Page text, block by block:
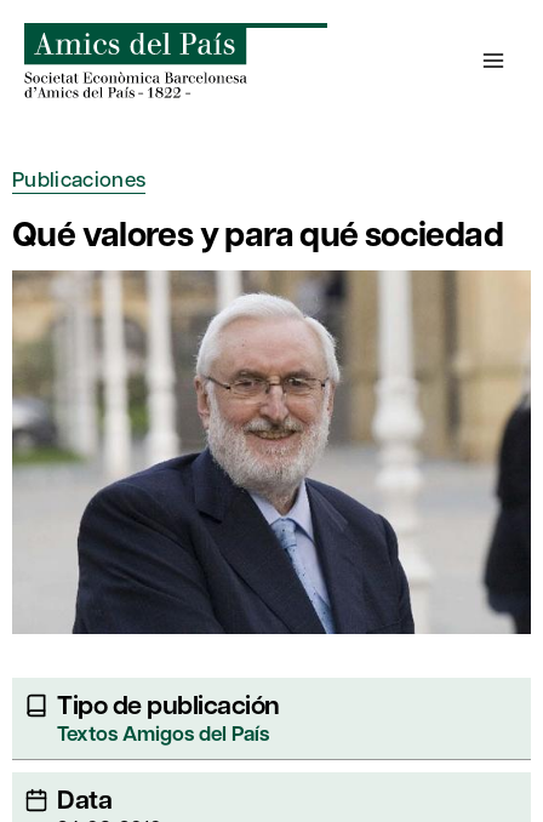
contenido
Publicaciones
Qué valores y para qué sociedad
Tipo de publicación
Textos Amigos del País
Data